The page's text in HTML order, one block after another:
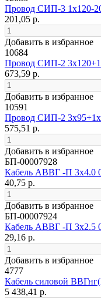
Провод СИП-3 1х120-
201,05 р.
Добавить в избранное
10684
Провод СИП-2
673,59 р.
Добавить в избранное
10591
Провод СИП-2
575,51 р.
Добавить в избранное
БП-00007928
Кабель АВВГ -П 3х4.0
40,75 р.
Добавить в избранное
БП-00007924
Кабель АВВГ -П 3х2.5
29,16 р.
Добавить в избранное
4777
Кабель силовой
5 438,41 р.